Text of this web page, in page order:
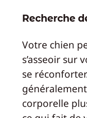
Recherche
Votre chien
s’asseoir sur
se
corporelle